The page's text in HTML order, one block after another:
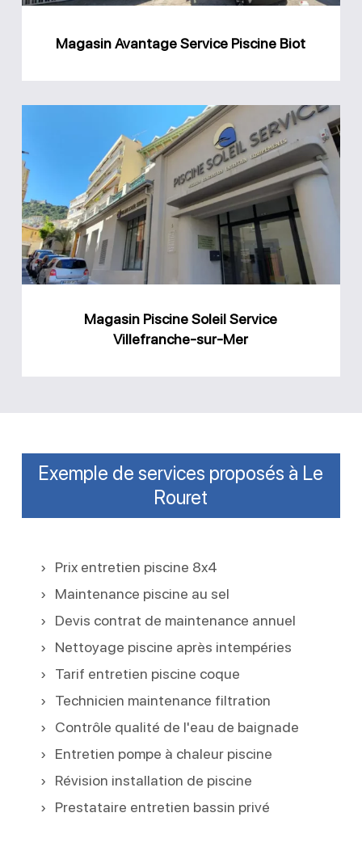
Magasin Avantage Service Piscine Biot
Magasin
Piscine
Soleil
Service
Villefranche-
sur-
Magasin Piscine Soleil Service
Villefranche-sur-Mer
Exemple de services proposés à Le
Rouret
Prix entretien piscine 8x4
Maintenance piscine au sel
Devis contrat de maintenance annuel
Nettoyage piscine après intempéries
Tarif entretien piscine coque
Technicien maintenance filtration
Contrôle qualité de l'eau de baignade
Entretien pompe à chaleur piscine
Révision installation de piscine
Prestataire entretien bassin privé